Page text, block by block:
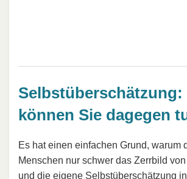
Selbstüberschätzung:
können Sie dagegen
Es hat einen einfachen Grund, warum
Menschen nur schwer das Zerrbild
und die eigene Selbstüberschätzung